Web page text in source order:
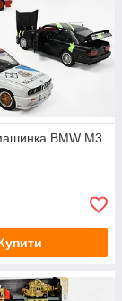
BMW M3